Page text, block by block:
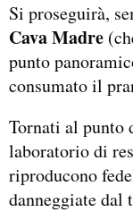
Si proseguirà,
Cava Madre
punto
consumato il
Tornati al punto
laboratorio di
riproducono
danneggiate dal